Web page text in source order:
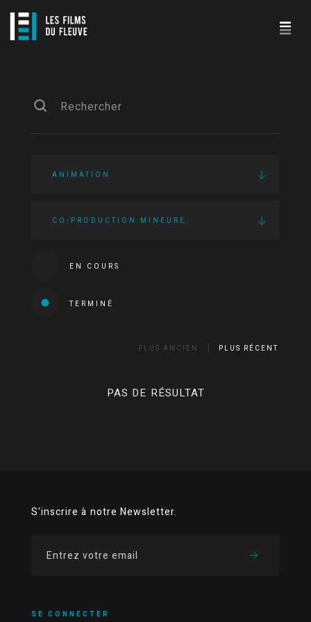
ANIMATION
CO-PRODUCTION MINEURE
EN COURS
TERMINÉ
PLUS ANCIEN PLUS RÉCENT
PAS DE RÉSULTAT
S'inscrire à notre Newsletter.
SE CONNECTER